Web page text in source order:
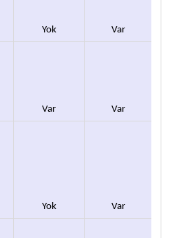
Yok Var
Var Var
Yok Var